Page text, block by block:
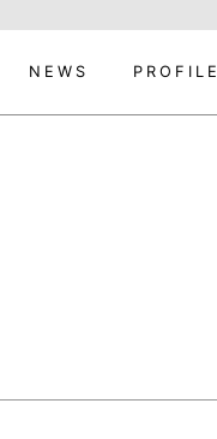
NEWS PROFILE